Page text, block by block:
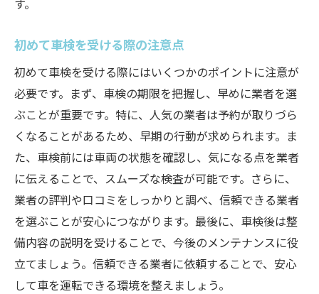
す。
初めて車検を受ける際の注意点
初めて車検を受ける際にはいくつかのポイントに注意が
必要です。まず、車検の期限を把握し、早めに業者を選
ぶことが重要です。特に、人気の業者は予約が取りづら
くなることがあるため、早期の行動が求められます。ま
た、車検前には車両の状態を確認し、気になる点を業者
に伝えることで、スムーズな検査が可能です。さらに、
業者の評判や口コミをしっかりと調べ、信頼できる業者
を選ぶことが安心につながります。最後に、車検後は整
備内容の説明を受けることで、今後のメンテナンスに役
立てましょう。信頼できる業者に依頼することで、安心
して車を運転できる環境を整えましょう。